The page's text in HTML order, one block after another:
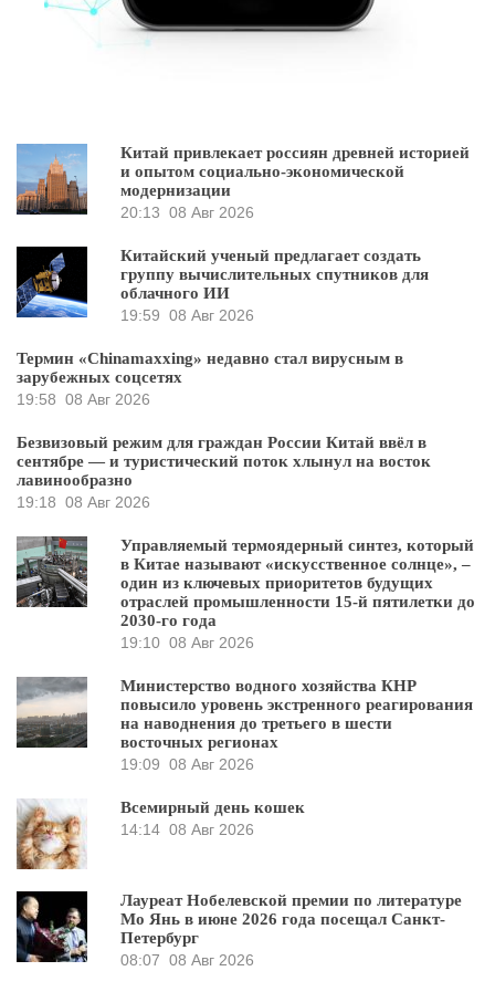
Китай привлекает россиян древней историей
и опытом социально-экономической
модернизации
20:13 08 Авг 2026
Китайский ученый предлагает создать
группу вычислительных спутников для
облачного ИИ
19:59 08 Авг 2026
Термин «Chinamaxxing» недавно стал вирусным в
зарубежных соцсетях
19:58 08 Авг 2026
Безвизовый режим для граждан России Китай ввёл в
сентябре — и туристический поток хлынул на восток
лавинообразно
19:18 08 Авг 2026
Управляемый термоядерный синтез, который
в Китае называют «искусственное солнце», –
один из ключевых приоритетов будущих
отраслей промышленности 15-й пятилетки до
2030-го года
19:10 08 Авг 2026
Министерство водного хозяйства КНР
повысило уровень экстренного реагирования
на наводнения до третьего в шести
восточных регионах
19:09 08 Авг 2026
Всемирный день кошек
14:14 08 Авг 2026
Лауреат Нобелевской премии по литературе
Мо Янь в июне 2026 года посещал Санкт-
Петербург
08:07 08 Авг 2026